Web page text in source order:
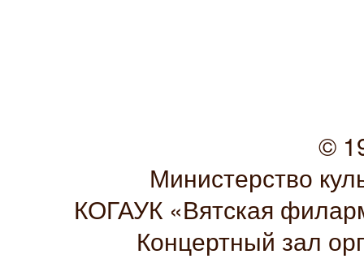
©
Министерство
КОГАУК «Вятская
Концертный зал